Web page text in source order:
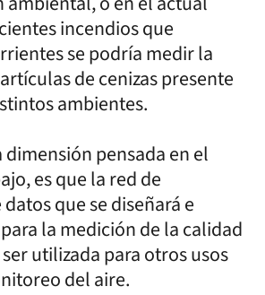
incendios que
se podría medir la
de cenizas presente
ambientes.
pensada en el
es que la red de
que se diseñará e
la medición de la calidad
utilizada para otros usos
del aire.